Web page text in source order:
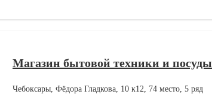
Магазин бытовой техники и посуды
Чебоксары, Фёдора Гладкова, 10 к12, 74 место, 5 ряд